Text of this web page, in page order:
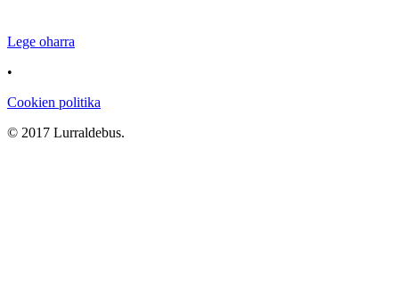
Lege oharra
•
Cookien politika
© 2017 Lurraldebus.